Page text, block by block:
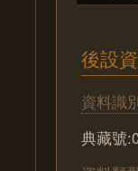
後設
資料識
典藏號